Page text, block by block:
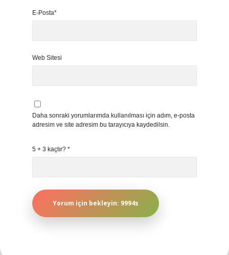
E-Posta*
Web Sitesi
Daha sonraki yorumlarımda kullanılması için adım, e-posta
adresim ve site adresim bu tarayıcıya kaydedilsin.
5 + 3 kaçtır? *